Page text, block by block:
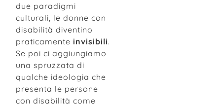
due paradigmi
culturali, le donne con
disabilità diventino
praticamente invisibili.
Se poi ci aggiungiamo
una spruzzata di
qualche ideologia che
presenta le persone
con disabilità come